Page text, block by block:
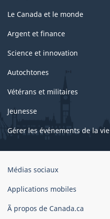
Le Canada et le monde
Argent et finance
Science et innovation
Autochtones
Vétérans et militaires
Jeunesse
Gérer les événements de la vie
Organisation
gouvernement
Canada
Médias sociaux
Applications mobiles
Ã propos de Canada.ca